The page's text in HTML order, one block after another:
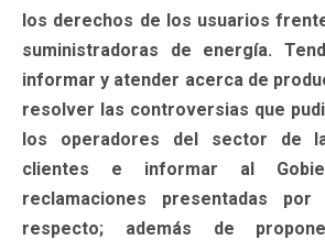
los derechos de los usuarios
suministradoras de energía.
informar y atender acerca de
resolver las controversias que
los operadores del sector de
clientes e informar al
reclamaciones presentadas
respecto; además de